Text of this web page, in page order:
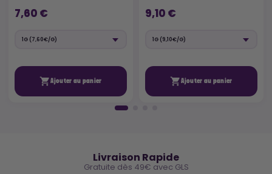
7,60 €
Ajouter au panier
9,10 €
Ajouter au panier
Livraison Rapide
Gratuite dès 49€ avec GLS